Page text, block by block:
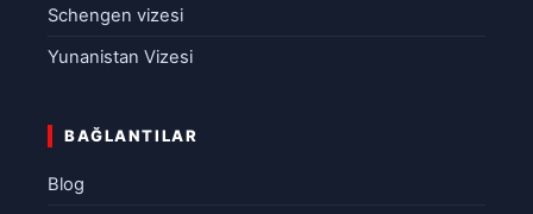
Schengen vizesi
Yunanistan Vizesi
BAĞLANTILAR
Blog